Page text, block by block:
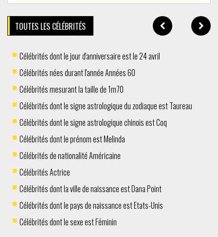
TOUTES LES CÉLÉBRITÉS
Célébrités dont le jour d'anniversaire est le 24 avril
Célébrités nées durant l'année Années 60
Célébrités mesurant la taille de 1m70
Célébrités dont le signe astrologique du zodiaque est Taureau
Célébrités dont le signe astrologique chinois est Coq
Célébrités dont le prénom est Melinda
Célébrités de nationalité Américaine
Célébrités Actrice
Célébrités dont la ville de naissance est Dana Point
Célébrités dont le pays de naissance est Etats-Unis
Célébrités dont le sexe est Féminin